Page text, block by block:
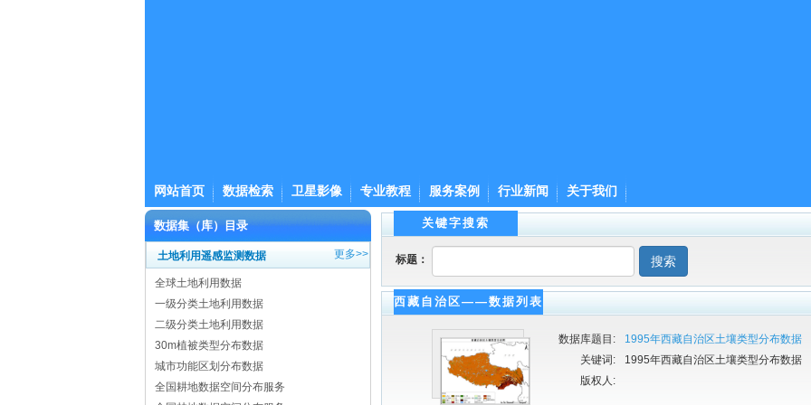
网站首页 数据检索 卫星影像 专业教程 服务案例 行业新闻 关于我们
数据集（库）目录
土地利用遥感监测数据 更多>>
全球土地利用数据
一级分类土地利用数据
二级分类土地利用数据
30m植被类型分布数据
城市功能区划分布数据
全国耕地数据空间分布服务
关键字搜索
标题： 搜索
西藏自治区——数据列表
数据库题目:
1995年西藏自治区土壤类型分布数据
关键词:
1995年西藏自治区土壤类型分布数据
版权人: